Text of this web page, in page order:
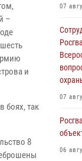
–
и
боях, так
8
07
07
06